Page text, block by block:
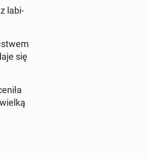
la­bi­
się